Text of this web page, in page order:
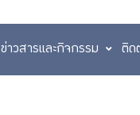
ข่าวสารและกิจกรรม ติด